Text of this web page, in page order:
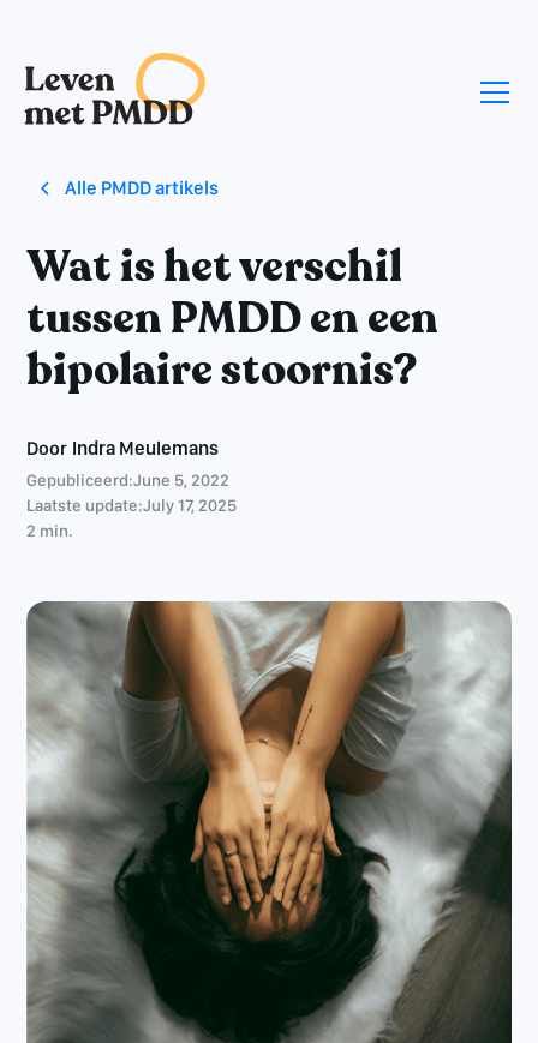
Alle PMDD artikels
Wat is het verschil
tussen PMDD en een
bipolaire stoornis?
Door Indra Meulemans
Gepubliceerd:June 5, 2022
Laatste update:July 17, 2025
2 min.